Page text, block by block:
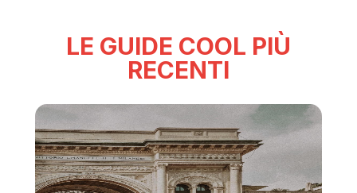
LE GUIDE COOL PIÙ
RECENTI